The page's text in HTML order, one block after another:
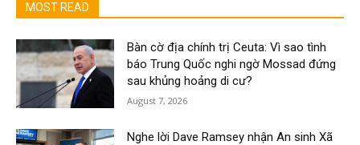
MOST READ
Bàn cờ địa chính trị Ceuta: Vì sao tình
báo Trung Quốc nghi ngờ Mossad đứng
sau khủng hoảng di cư?
August 7, 2026
Nghe lời Dave Ramsey nhận An sinh Xã